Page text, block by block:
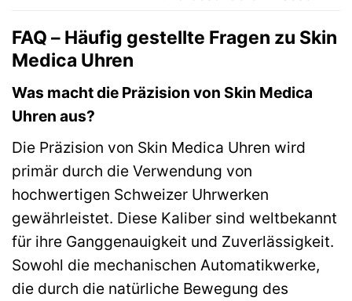
FAQ – Häufig gestellte Fragen zu Skin
Medica Uhren
Was macht die Präzision von Skin Medica
Uhren aus?
Die Präzision von Skin Medica Uhren wird
primär durch die Verwendung von
hochwertigen Schweizer Uhrwerken
gewährleistet. Diese Kaliber sind weltbekannt
für ihre Ganggenauigkeit und Zuverlässigkeit.
Sowohl die mechanischen Automatikwerke,
die durch die natürliche Bewegung des